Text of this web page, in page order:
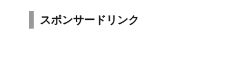
スポンサードリンク